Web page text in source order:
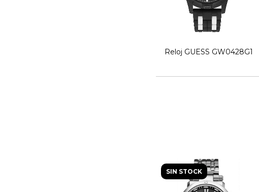
Reloj GUESS GW0428G1
SIN STOCK